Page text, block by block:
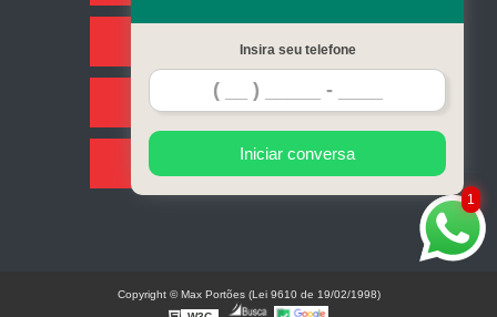
Serviços
Contato
Mapa do site
1
Insira seu telefone
Iniciar conversa
Copyright © Max Portões (Lei 9610 de 19/02/1998)